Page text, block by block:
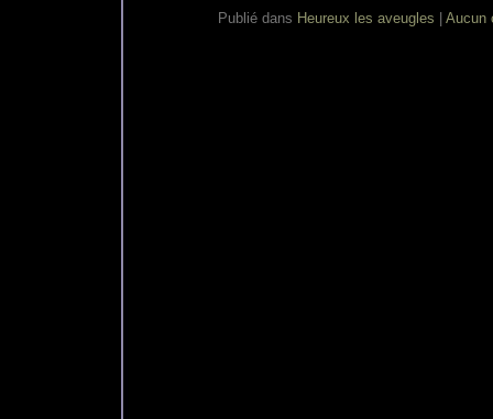
Publié dans Heureux les aveugles Aucun